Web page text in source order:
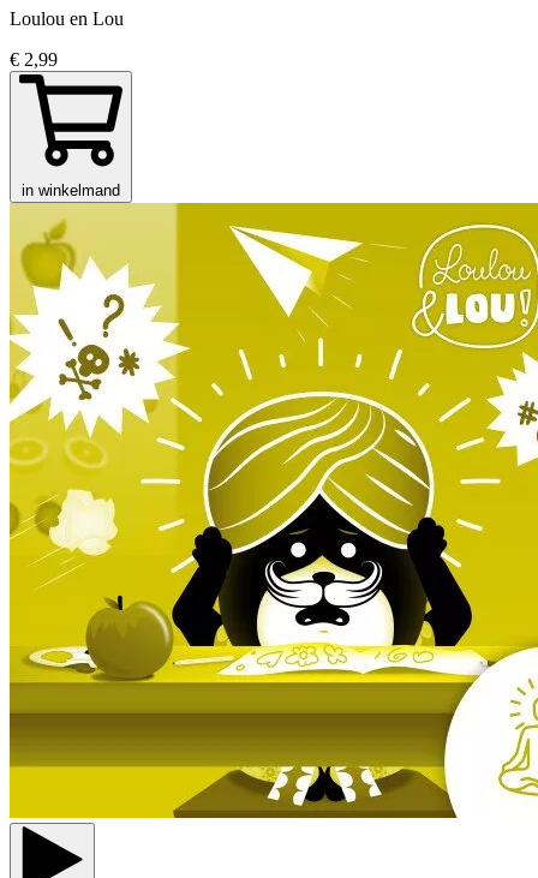
Loulou en Lou
€ 2,99
in winkelmand